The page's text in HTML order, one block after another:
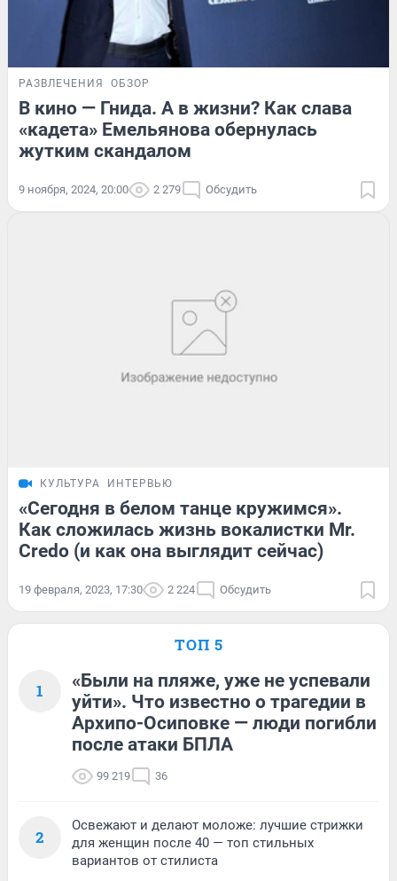
РАЗВЛЕЧЕНИЯ ОБЗОР
В кино — Гнида. А в жизни? Как слава
«кадета» Емельянова обернулась
жутким скандалом
9 ноября, 2024, 20:00 2 279 Обсудить
КУЛЬТУРА ИНТЕРВЬЮ
«Сегодня в белом танце кружимся».
Как сложилась жизнь вокалистки Mr.
Credo (и как она выглядит сейчас)
19 февраля, 2023, 17:30 2 224 Обсудить
ТОП 5
1
«Были на пляже, уже не успевали
уйти». Что известно о трагедии в
Архипо-Осиповке — люди погибли
после атаки БПЛА
99 219 36
2
Освежают и делают моложе: лучшие стрижки
для женщин после 40 — топ стильных
вариантов от стилиста